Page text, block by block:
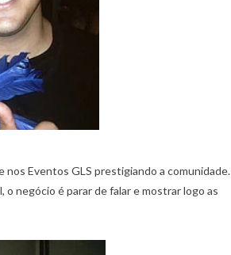
nos Eventos GLS prestigiando a comunidade.
o negócio é parar de falar e mostrar logo as